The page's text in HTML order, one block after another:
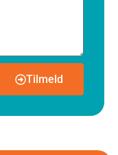
Tilmeld